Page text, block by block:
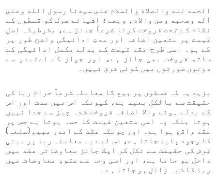
الحمد لله والصلاة والسلام على سيدنا رسول الله وعلى
آله وصحبه ومن والاه، وبعد؛ اشیائے صرف کو قسطوں کے
نظام کے تحت فروخت کرنا شرعاً جائز ہے، بشرطیکہ اصل
قیمت پر متعین اضافہ اور مدتِ ادائیگی واضح طور پر
طے ہو۔ اسی طرح نقد قیمت کے بدلے مکمل ادائیگی کے
ساتھ فروخت بھی جائز ہے، اور جواز کے اعتبار سے
دونوں صورتوں میں کوئی فرق نہیں۔
مزید یہ کہ قسطوں پر بیع کا معاملہ شرعاً حرام ربا کی
حقیقت سے بالکل بعید ہے، کیونکہ اس میں مدت اور اس
کے بدلے ہونے والا اضافہ فروخت شدہ چیز سے جدا نہیں
ہوتا بلکہ وہ اسی متعین قیمت کا حصہ ہوتا ہے جس پر
عقد واقع ہوا ہے۔ اور چونکہ عقد کے اندر مبیع (سلعہ)
کا وجود پایا جاتا ہے، اس لیے یہ معاملہ ربا پر مبنی
قرض کی حقیقت سے نکل کر ایک جائز معاوضاتی عقد میں
داخل ہو جاتا ہے، اور اسی وجہ سے عقودِ معاوضات میں
ربا کا شبہ زائل ہو جاتا ہے۔